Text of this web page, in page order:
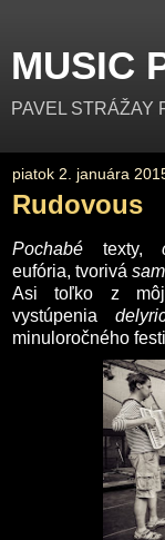
MUSIC
PAVEL STRÁŽAY
piatok 2. januára
Rudovous
Pochabé texty,
eufória, tvorivá
Asi toľko z
vystúpenia
minuloročného